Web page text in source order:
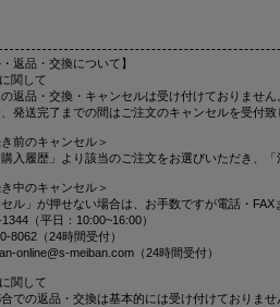
返品・交換について】
関して
の返品・交換・キャンセルは受け付けておりません
、発送完了までの間はご注文のキャンセルを受付致
前のキャンセル＞
入履歴」より該当のご注文をお選びいただき、
中のキャンセル＞
セル」が押せない場合は、お手数ですが電話・
（平日：10:00~16:00）
8062（24時間受付）
online@s-meiban.com（24時間受付）
関して
合での返品・交換は基本的には受け付けておりませ